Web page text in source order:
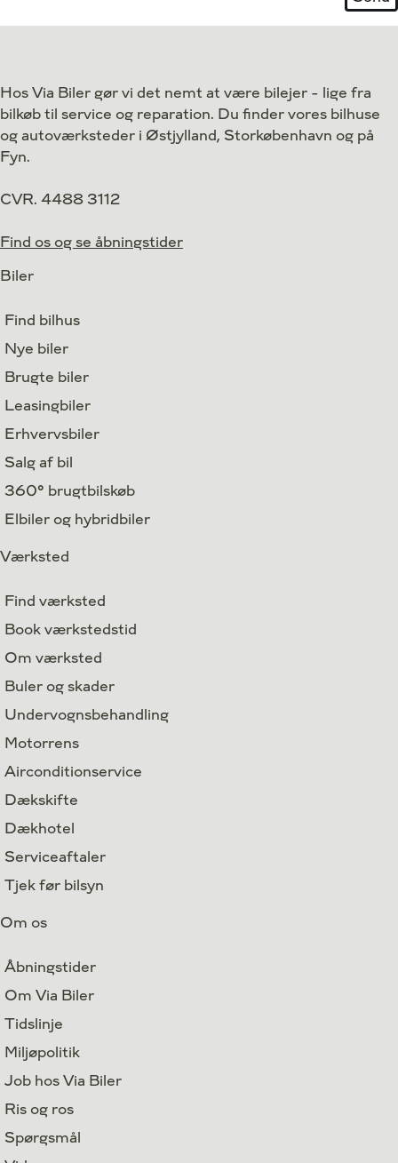
Hos Via Biler gør vi det nemt at være bilejer - lige fra
bilkøb til service og reparation. Du finder vores bilhuse
og autoværksteder i Østjylland, Storkøbenhavn og på
Fyn.
CVR. 4488 3112
Find os og se åbningstider
Biler
Find bilhus
Nye biler
Brugte biler
Leasingbiler
Erhvervsbiler
Salg af bil
360° brugtbilskøb
Elbiler og hybridbiler
Værksted
Find værksted
Book værkstedstid
Om værksted
Buler og skader
Undervognsbehandling
Motorrens
Airconditionservice
Dækskifte
Dækhotel
Serviceaftaler
Tjek før bilsyn
Om os
Åbningstider
Om Via Biler
Tidslinje
Miljøpolitik
Job hos Via Biler
Ris og ros
Spørgsmål